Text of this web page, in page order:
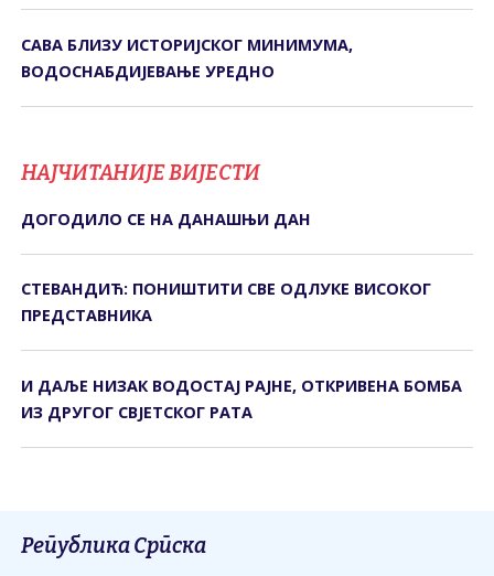
САВА БЛИЗУ ИСTОРИЈСКОГ МИНИМУМА,
ВОДОСНАБДИЈЕВАЊЕ УРЕДНО
НАЈЧИТАНИЈЕ ВИЈЕСТИ
ДОГОДИЛО СЕ НА ДАНАШЊИ ДАН
СТЕВАНДИЋ: ПОНИШТИТИ СВЕ ОДЛУКЕ ВИСОКОГ
ПРЕДСТАВНИКА
И ДАЉЕ НИЗАК ВОДОСТАЈ РАЈНЕ, ОТКРИВЕНА БОМБА
ИЗ ДРУГОГ СВЈЕТСКОГ РАТА
Република Српска